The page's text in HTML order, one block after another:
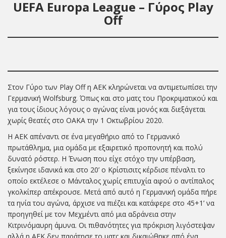
UEFA Europa League – Γύρος Play
Off
Στον Γύρο των Play Off η ΑΕΚ κληρώνεται να αντιμετωπίσει την
Γερμανική Wolfsburg. Όπως και στο ματς του Προκριματικού και
για τους ίδιους λόγους ο αγώνας είναι μονός και διεξάγεται
χωρίς θεατές στο ΟΑΚΑ την 1 Οκτωβρίου 2020.
Η ΑΕΚ απέναντι σε ένα μεγαθήριο από το Γερμανικό
πρωτάθλημα, μια ομάδα με εξαιρετικό προπονητή και πολύ
δυνατό ρόστερ. Η Ένωση που είχε στόχο την υπέρβαση,
ξεκίνησε ιδανικά και στο 20’ ο Κρίστισιτς κέρδισε πέναλτι το
οποίο εκτέλεσε ο Μάνταλος χωρίς επιτυχία αφού ο αντίπαλος
γκολκίπερ απέκρουσε. Μετά από αυτό η Γερμανική ομάδα πήρε
τα ηνία του αγώνα, άρχισε να πιέζει και κατάφερε στο 45+1’ να
προηγηθεί με τον Μεχμέντι από μια αδράνεια στην
Κιτρινόμαυρη άμυνα. Οι πιθανότητες για πρόκριση λιγόστεψαν